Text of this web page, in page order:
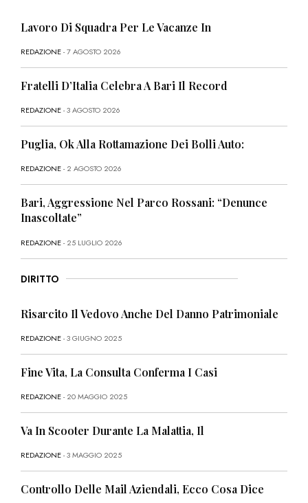
Lavoro Di Squadra Per Le Vacanze In
REDAZIONE- 7 AGOSTO 2026
Fratelli D’Italia Celebra A Bari Il Record
REDAZIONE- 3 AGOSTO 2026
Puglia, Ok Alla Rottamazione Dei Bolli Auto:
REDAZIONE- 2 AGOSTO 2026
Bari, Aggressione Nel Parco Rossani: “Denunce
Inascoltate”
REDAZIONE- 25 LUGLIO 2026
DIRITTO
Risarcito Il Vedovo Anche Del Danno Patrimoniale
REDAZIONE- 3 GIUGNO 2025
Fine Vita, La Consulta Conferma I Casi
REDAZIONE- 20 MAGGIO 2025
Va In Scooter Durante La Malattia, Il
REDAZIONE- 3 MAGGIO 2025
Controllo Delle Mail Aziendali, Ecco Cosa Dice